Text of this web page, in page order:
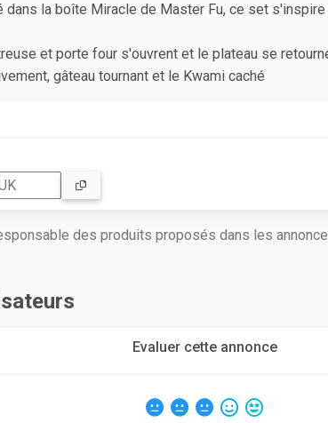
dans la boîte Miracle de Master Fu, ce set
et porte four s'ouvrent et le plateau se
gâteau tournant et le Kwami caché
des produits proposés dans les
Evaluer cette annonce